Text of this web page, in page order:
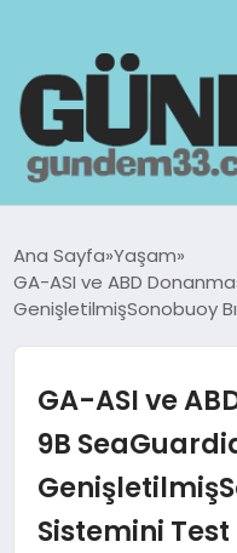
GÜNDEM
TEKNOLOJI
Ana Sayfa Yaşam
GA-ASI ve ABD
GenişletilmişSonobuoy
GA-ASI ve
9B
Sistemini Test